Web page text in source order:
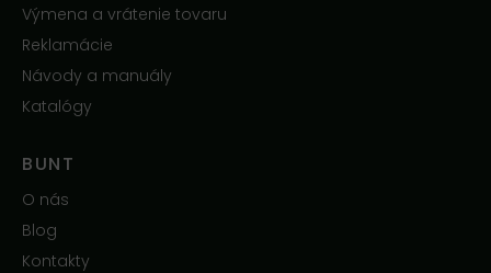
Výmena a vrátenie tovaru
Reklamácie
Návody a manuály
Katalógy
BUNT
O nás
Blog
Kontakty